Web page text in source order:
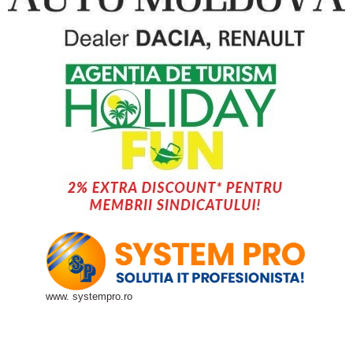
www. systempro.ro